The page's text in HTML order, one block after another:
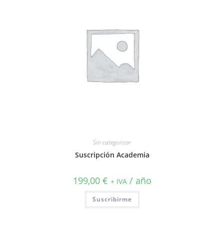
Sin categorizar
Suscripción Academia
199,00 € + IVA / año
Suscribirme